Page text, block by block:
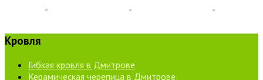
Кровля
Гибкая кровля в Дмитрове
Керамическая черепица в Дмитрове